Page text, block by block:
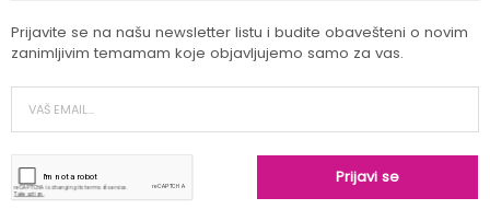
Prijavite se na našu newsletter listu i budite obavešteni o novim
zanimljivim temamam koje objavljujemo samo za vas.